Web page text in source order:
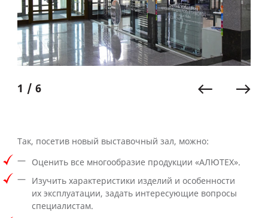
1 / 6
Так, посетив новый выставочный зал, можно:
Оценить все многообразие продукции «АЛЮТЕХ».
Изучить характеристики изделий и особенности
их эксплуатации, задать интересующие вопросы
специалистам.